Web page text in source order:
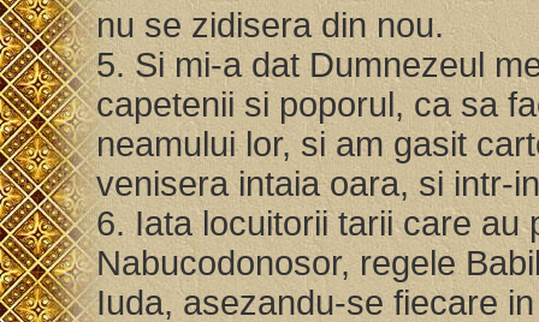
nu se zidisera din nou.
5. Si mi-a dat Dumnezeul
capetenii si poporul, ca sa
neamului lor, si am gasit
venisera intaia oara, si intr-
6. Iata locuitorii tarii care au
Nabucodonosor, regele
Iuda, asezandu-se fiecare